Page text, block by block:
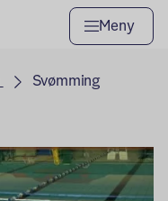
Meny
Svømming